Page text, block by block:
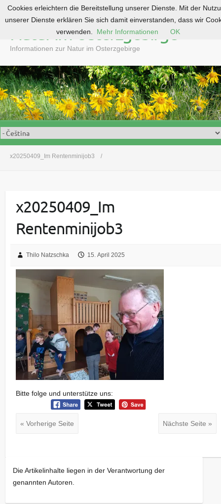
o
c
o
n
t
e
n
Natur im Osterzgebirge
Informationen zur Natur im Osterzgebirge
x20250409_Im Rentenminijob3
x20250409_Im
Rentenminijob3
Thilo Natzschka 15. April 2025
Bitte folge und unterstütze uns:
« Vorherige Seite Nächste Seite »
Die Artikelinhalte liegen in der Verantwortung der
genannten Autoren.
Cookies erleichtern die Bereitstellung unserer Dienste. Mit der
unserer Dienste erklären Sie sich damit einverstanden, dass wir
verwenden.
Mehr Informationen OK